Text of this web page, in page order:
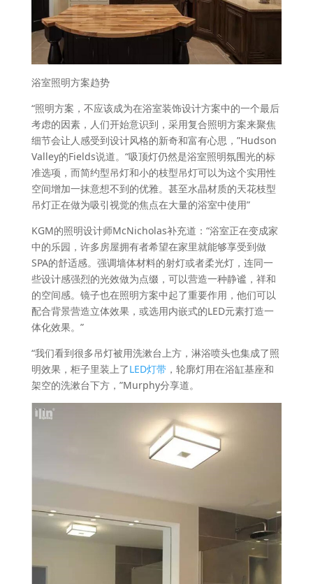
浴室照明方案趋势
“照明方案，不应该成为在浴室装饰设计方案中的一个最后
考虑的因素，人们开始意识到，采用复合照明方案来聚焦
细节会让人感受到设计风格的新奇和富有心思，”Hudson
Valley的Fields说道。“吸顶灯仍然是浴室照明氛围光的标
准选项，而简约型吊灯和小的枝型吊灯可以为这个实用性
空间增加一抹意想不到的优雅。甚至水晶材质的天花枝型
吊灯正在做为吸引视觉的焦点在大量的浴室中使用”
KGM的照明设计师McNicholas补充道：“浴室正在变成家
中的乐园，许多房屋拥有者希望在家里就能够享受到做
SPA的舒适感。强调墙体材料的射灯或者柔光灯，连同一
些设计感强烈的光效做为点缀，可以营造一种静谧，祥和
的空间感。镜子也在照明方案中起了重要作用，他们可以
配合背景营造立体效果，或选用内嵌式的LED元素打造一
体化效果。”
“我们看到很多吊灯被用洗漱台上方，淋浴喷头也集成了照
明效果，柜子里装上了LED灯带，轮廓灯用在浴缸基座和
架空的洗漱台下方，”Murphy分享道。